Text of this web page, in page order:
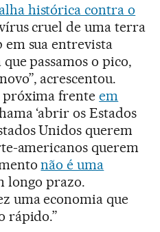
histórica contra o
cruel de uma terra
em sua entrevista
passamos o pico,
acrescentou.
próxima frenteem
‘abrir os Estados
Unidos querem
americanos querem
não é uma
longo prazo.
uma economia que
rápido.”